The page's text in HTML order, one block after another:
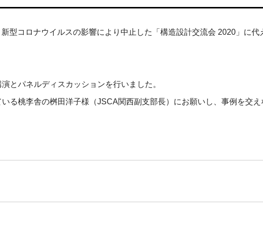
型コロナウイルスの影響により中止した「構造設計交流会 2020」に代
とパネルディスカッションを行いました。
る桃李舎の桝田洋子様（JSCA関西副支部長）にお願いし、事例を交え